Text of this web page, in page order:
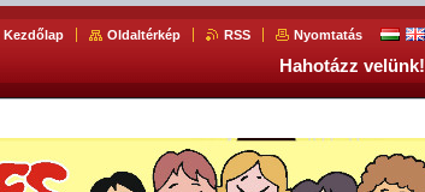
Kezdőlap Oldaltérkép RSS Nyomtatás
Hahotázz velünk!